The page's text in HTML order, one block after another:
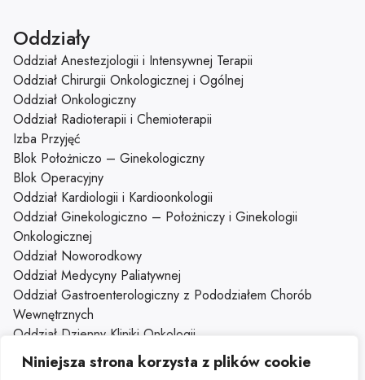
Niniejsza strona korzysta z plików cookie
Oddziały
Oddział Anestezjologii i Intensywnej Terapii
Oddział Chirurgii Onkologicznej i Ogólnej
Oddział Onkologiczny
Oddział Radioterapii i Chemioterapii
Izba Przyjęć
Blok Położniczo – Ginekologiczny
Blok Operacyjny
Oddział Kardiologii i Kardioonkologii
Oddział Ginekologiczno – Położniczy i Ginekologii
Onkologicznej
Oddział Noworodkowy
Oddział Medycyny Paliatywnej
Oddział Gastroenterologiczny z Pododziałem Chorób
Wewnętrznych
Oddział Dzienny Kliniki Onkologii
Klinika Onkologii